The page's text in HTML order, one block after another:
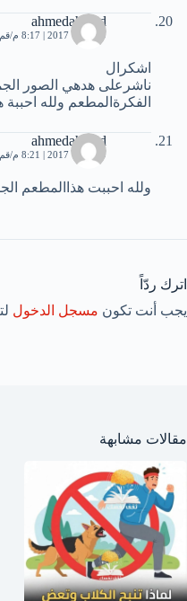
ahmedahmed
9 أكتوبر، 2017 | 8:17 م
اشكرال
ناشرعلى هدهي الصور
الفكرةالمطعم ولله احببة
ahmedahmed
9 أكتوبر، 2017 | 8:21 م
ولله احببت هذاالمطعم
اترك ردّاً
يجب أنت تكون مسجل الدخول
مقالات مشابهة